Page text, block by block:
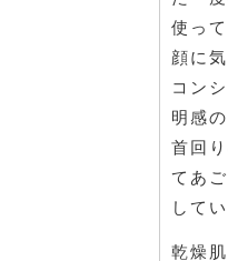
使っ
顔に
コン
明感
首回
てあ
して
乾燥